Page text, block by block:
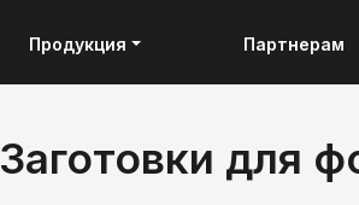
Продукция Партнерам
Заготовки для